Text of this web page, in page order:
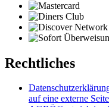
Rechtliches
auf eine externe Seite